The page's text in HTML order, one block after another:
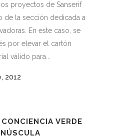
proyectos de Sanserif
de la sección dedicada a
En este caso, se
por elevar el cartón
válido para...
2012
VERDE